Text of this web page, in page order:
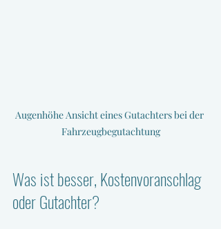
Augenhöhe Ansicht eines Gutachters bei der
Fahrzeugbegutachtung
Was ist besser, Kostenvoranschlag
oder Gutachter?